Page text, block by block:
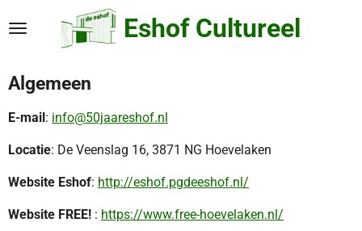
direct
de
hoofdinhoud
Eshof Cultureel
Algemeen
E-mail: info@50jaareshof.nl
Locatie: De Veenslag 16, 3871 NG Hoevelaken
Website Eshof: http://eshof.pgdeeshof.nl/
Website FREE! : https://www.free-hoevelaken.nl/